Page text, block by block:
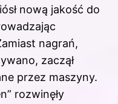
nową jakość do
nagrań,
zaczął
przez maszyny.
rozwinęły